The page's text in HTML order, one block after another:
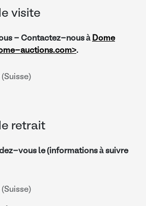
visite
- Contactez-nous à Dome
auctions.com>.
retrait
vous le (informations à suivre